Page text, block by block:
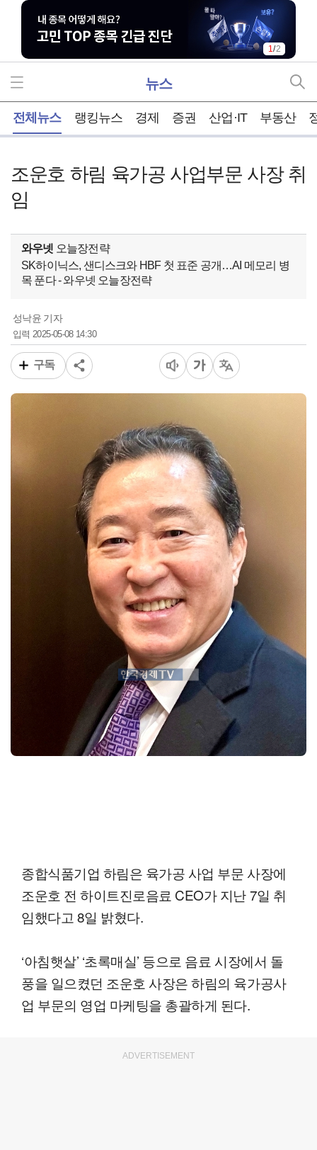
1/2
뉴스
전체뉴스 랭킹뉴스 경제 증권 산업·IT 부동산
조운호 하림 육가공 사업부문 사장 취
임
와우넷 오늘장전략
SK하이닉스, 샌디스크와 HBF 첫 표준 공개…AI 메모리 병
목 푼다 - 와우넷 오늘장전략
성낙윤 기자
입력 2025-05-08 14:30
구독
종합식품기업 하림은 육가공 사업 부문 사장에
조운호 전 하이트진로음료 CEO가 지난 7일 취
임했다고 8일 밝혔다.
‘아침햇살’ ‘초록매실’ 등으로 음료 시장에서 돌
풍을 일으켰던 조운호 사장은 하림의 육가공사
업 부문의 영업 마케팅을 총괄하게 된다.
ADVERTISEMENT